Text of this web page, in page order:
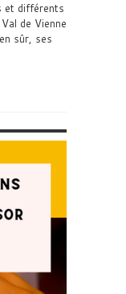
et différents
de Vienne
sûr, ses